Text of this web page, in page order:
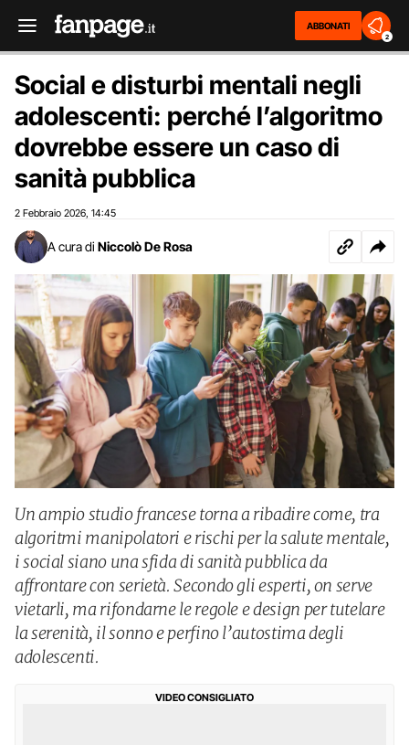
ABBONATI
2
Social e disturbi mentali negli
adolescenti: perché l’algoritmo
dovrebbe essere un caso di
sanità pubblica
2 Febbraio 2026 14:45
A cura di Niccolò De Rosa
Un ampio studio francese torna a ribadire come, tra
algoritmi manipolatori e rischi per la salute mentale,
i social siano una sfida di sanità pubblica da
affrontare con serietà. Secondo gli esperti, on serve
vietarli, ma rifondarne le regole e design per tutelare
la serenità, il sonno e perfino l’autostima degli
adolescenti.
VIDEO CONSIGLIATO